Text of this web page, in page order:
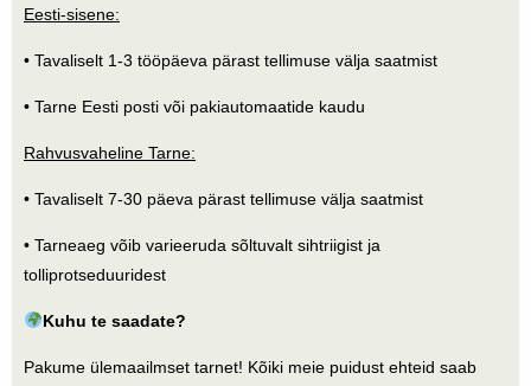
Eesti-sisene:
• Tavaliselt 1-3 tööpäeva pärast tellimuse välja saatmist
• Tarne Eesti posti või pakiautomaatide kaudu
Rahvusvaheline Tarne:
• Tavaliselt 7-30 päeva pärast tellimuse välja saatmist
• Tarneaeg võib varieeruda sõltuvalt sihtriigist ja
tolliprotseduuridest
Kuhu te saadate?
Pakume ülemaailmset tarnet! Kõiki meie puidust ehteid saab